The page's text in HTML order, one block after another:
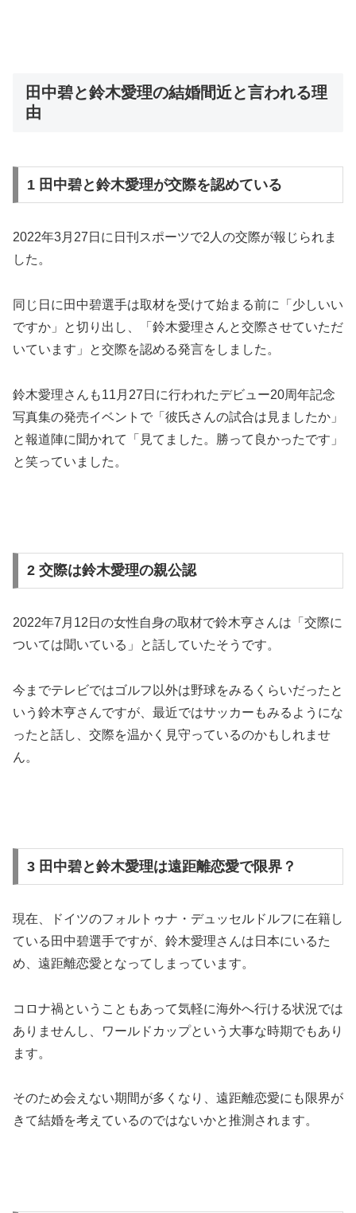
田中碧と鈴木愛理の結婚間近と言われる理
由
1 田中碧と鈴木愛理が交際を認めている
2022年3月27日に日刊スポーツで2人の交際が報じられま
した。
同じ日に田中碧選手は取材を受けて始まる前に「少しいい
ですか」と切り出し、「鈴木愛理さんと交際させていただ
いています」と交際を認める発言をしました。
鈴木愛理さんも11月27日に行われたデビュー20周年記念
写真集の発売イベントで「彼氏さんの試合は見ましたか」
と報道陣に聞かれて「見てました。勝って良かったです」
と笑っていました。
2 交際は鈴木愛理の親公認
2022年7月12日の女性自身の取材で鈴木亨さんは「交際に
ついては聞いている」と話していたそうです。
今までテレビではゴルフ以外は野球をみるくらいだったと
いう鈴木亨さんですが、最近ではサッカーもみるようにな
ったと話し、交際を温かく見守っているのかもしれませ
ん。
3 田中碧と鈴木愛理は遠距離恋愛で限界？
現在、ドイツのフォルトゥナ・デュッセルドルフに在籍し
ている田中碧選手ですが、鈴木愛理さんは日本にいるた
め、遠距離恋愛となってしまっています。
コロナ禍ということもあって気軽に海外へ行ける状況では
ありませんし、ワールドカップという大事な時期でもあり
ます。
そのため会えない期間が多くなり、遠距離恋愛にも限界が
きて結婚を考えているのではないかと推測されます。